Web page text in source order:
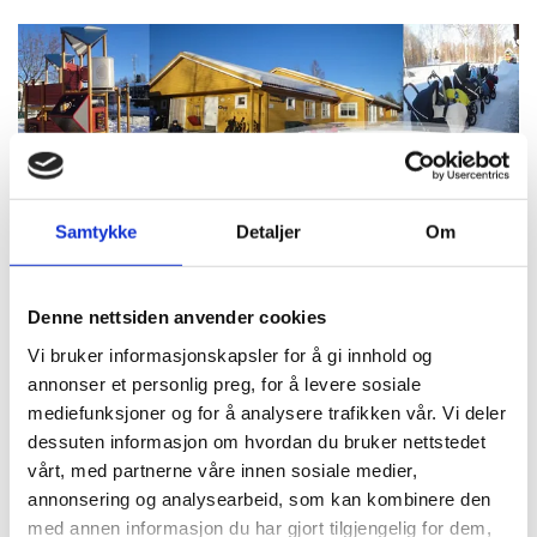
Samtykke Detaljer Om
Denne nettsiden anvender cookies
Vi bruker informasjonskapsler for å gi innhold og
annonser et personlig preg, for å levere sosiale
mediefunksjoner og for å analysere trafikken vår. Vi deler
dessuten informasjon om hvordan du bruker nettstedet
vårt, med partnerne våre innen sosiale medier,
annonsering og analysearbeid, som kan kombinere den
med annen informasjon du har gjort tilgjengelig for dem,
Vi har stengt mandag-tirsdag og onsdag før skjærtorsdag og
romjulen. Vi holder sommerstengt uke 28-29 og 30.
NB!!!! I våre vedtekter er det medlemmer av Eiksmarka
tomtesameie som har prioritet når det gjelder opptak.